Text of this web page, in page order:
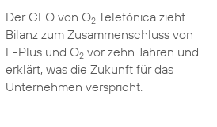
Der CEO von O2Telefónica zieht
Bilanz zum Zusammenschluss von
E-Plus und O2vor zehn Jahren und
erklärt, was die Zukunft für das
Unternehmen verspricht.